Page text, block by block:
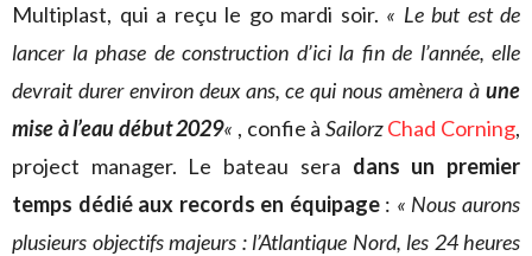
Multiplast, qui a reçu le go mardi soir. « Le but est de
lancer la phase de construction d’ici la fin de l’année, elle
devrait durer environ deux ans, ce qui nous amènera à une
mise à l’eau début 2029« , confie à SailorzChad Corning,
project manager. Le bateau sera dans un premier
temps dédié aux records en équipage: « Nous aurons
plusieurs objectifs majeurs : l’Atlantique Nord, les 24 heures